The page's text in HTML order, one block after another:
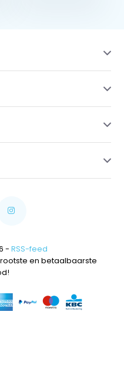
- RSS-feed
en betaalbaarste